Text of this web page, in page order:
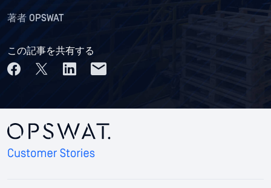
著者 OPSWAT
この記事を共有する